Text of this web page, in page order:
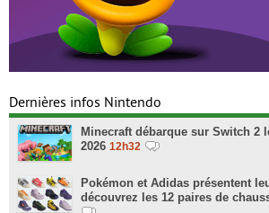
Dernières infos Nintendo
Minecraft débarque sur Switch 2
2026 12h32
Pokémon et Adidas présentent
découvrez les 12 paires de